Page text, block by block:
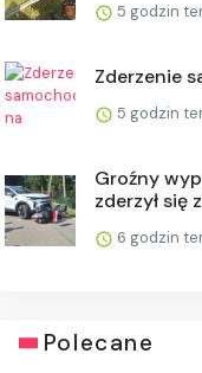
5 godzin
Zderzenie
5 godzin
Groźny
zderzył się
6 godzin
Polecane